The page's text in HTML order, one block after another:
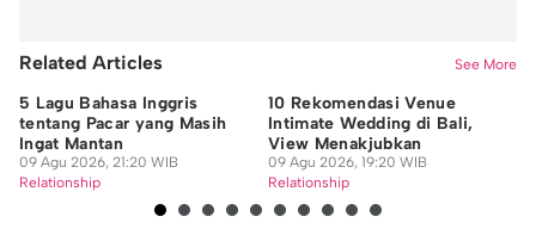
Related Articles See More
5 Lagu Bahasa Inggris
tentang Pacar yang Masih
Ingat Mantan
09 Agu 2026, 21:20 WIB
Relationship
10 Rekomendasi Venue
Intimate Wedding di Bali,
View Menakjubkan
09 Agu 2026, 19:20 WIB
Relationship